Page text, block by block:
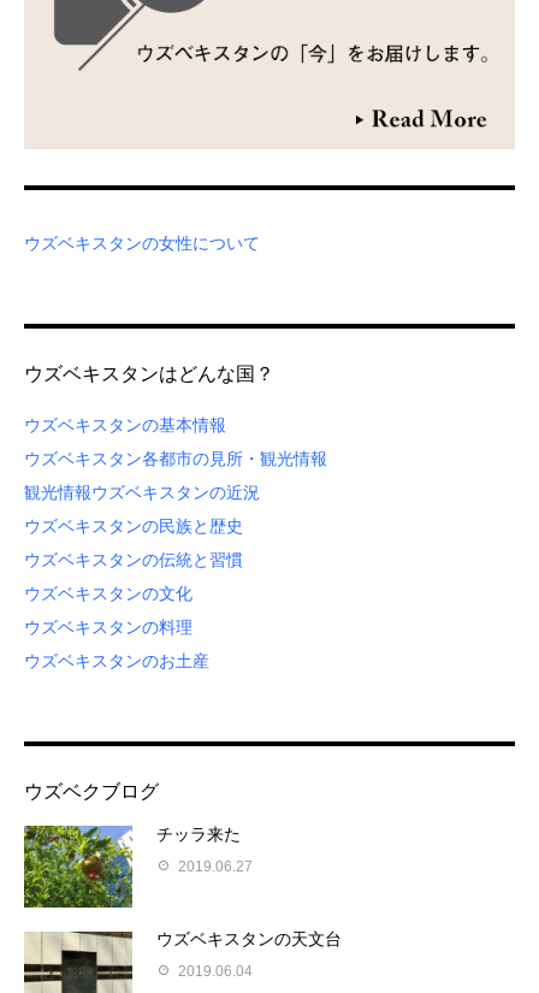
ウズベキスタンの女性について
ウズベキスタンはどんな国？
ウズベキスタンの基本情報
ウズベキスタン各都市の見所・観光情報
観光情報ウズベキスタンの近況
ウズベキスタンの民族と歴史
ウズベキスタンの伝統と習慣
ウズベキスタンの文化
ウズベキスタンの料理
ウズベキスタンのお土産
ウズベクブログ
チッラ来た
2019.06.27
ウズベキスタンの天文台
2019.06.04